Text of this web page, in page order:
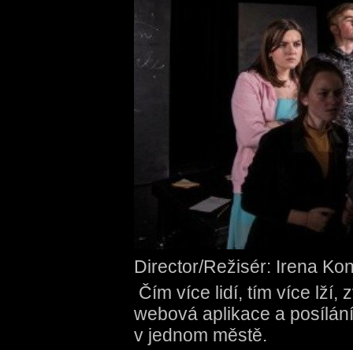
Director/Režisér: Irena
Čím více lidí, tím více lží,
webová aplikace a
v jednom městě.